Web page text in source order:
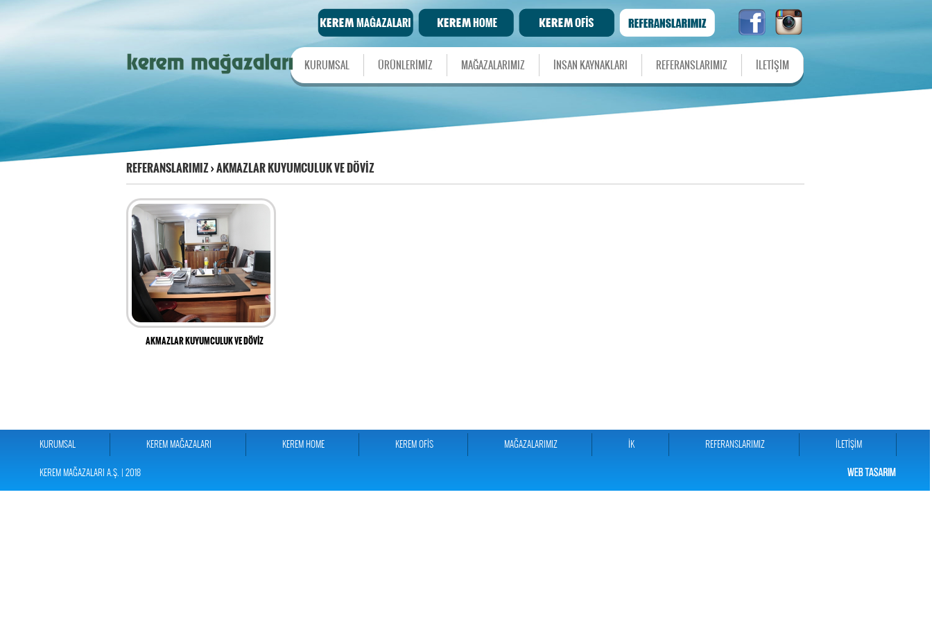
KURUMSAL ÜRÜNLERİMİZ MAĞAZALARIMIZ İNSAN KAYNAKLARI REFERANSLARIMIZ İLETİŞİM
REFERANSLARIMIZ›AKMAZLAR KUYUMCULUK VE DÖVİZ
AKMAZLAR KUYUMCULUK VE DÖVİZ
KURUMSAL KEREM MAĞAZALARI KEREM HOME KEREM OFİS MAĞAZALARIMIZ İK REFERANSLARIMIZ İLETİŞİM
KEREM MAĞAZALARI A.Ş. | 2018